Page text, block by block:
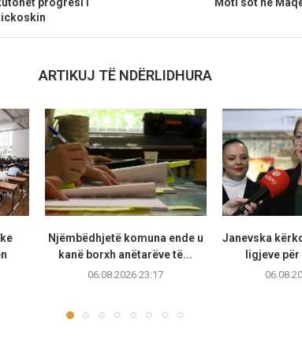
ARTIKUJ TË NDËRLIDHURA
Njëmbëdhjetë komuna ende u
kanë borxh anëtarëve të...
06.08.2026 23:17
Janevska
ligjeve